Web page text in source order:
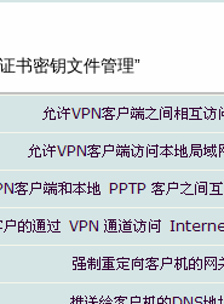
书密钥文件管理”